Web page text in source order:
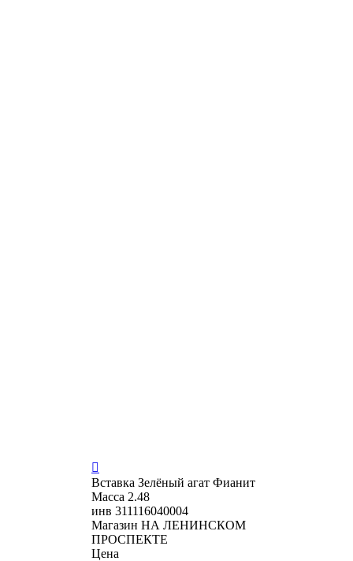

Вставка Зелёный агат Фианит
Масса 2.48
инв 311116040004
Магазин НА ЛЕНИНСКОМ
ПРОСПЕКТЕ
Цена